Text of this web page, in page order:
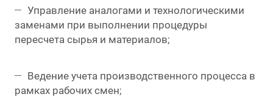
Управление аналогами и технологическими
заменами при выполнении процедуры
пересчета сырья и материалов;
Ведение учета производственного процесса в
рамках рабочих смен;